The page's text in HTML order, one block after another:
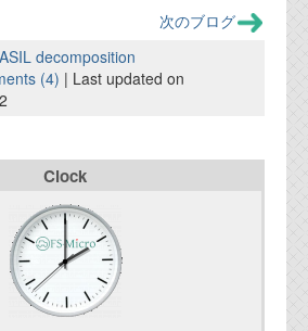
次のブログ
ASIL decomposition
(4) | Last updated on
Clock